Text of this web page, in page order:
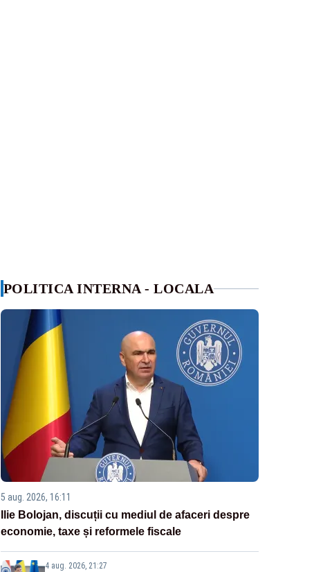
POLITICA INTERNA - LOCALA
5 aug. 2026, 16:11
Ilie Bolojan, discuții cu mediul de afaceri despre
economie, taxe și reformele fiscale
4 aug. 2026, 21:27